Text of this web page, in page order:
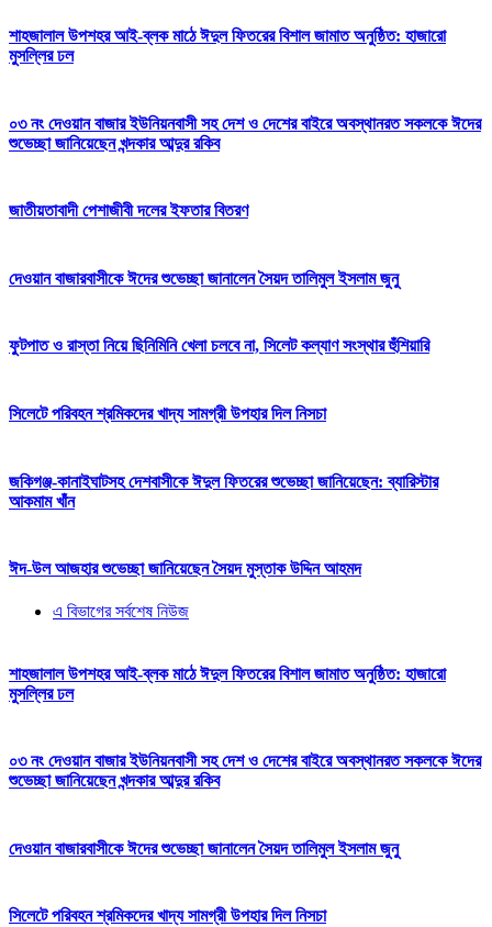
শাহজালাল উপশহর আই-ব্লক মাঠে ঈদুল ফিতরের বিশাল জামাত অনুষ্ঠিত: হাজারো
মুসল্লির ঢল
০৩ নং দেওয়ান বাজার ইউনিয়নবাসী সহ দেশ ও দেশের বাইরে অবস্থানরত সকলকে ঈদের
শুভেচ্ছা জানিয়েছেন খন্দকার আব্দুর রকিব
জাতীয়তাবাদী পেশাজীবী দলের ইফতার বিতরণ
দেওয়ান বাজারবাসীকে ঈদের শুভেচ্ছা জানালেন সৈয়দ তালিমুল ইসলাম জুনু
ফুটপাত ও রাস্তা নিয়ে ছিনিমিনি খেলা চলবে না, সিলেট কল্যাণ সংস্থার হুঁশিয়ারি
সিলেটে পরিবহন শ্রমিকদের খাদ্য সামগ্রী উপহার দিল নিসচা
জকিগঞ্জ-কানাইঘাটসহ দেশবাসীকে ঈদুল ফিতরের শুভেচ্ছা জানিয়েছেন: ব্যারিস্টার
আকমাম খাঁন
ঈদ-উল আজহার শুভেচ্ছা জানিয়েছেন সৈয়দ মুস্তাক উদ্দিন আহমদ
এ বিভাগের সর্বশেষ নিউজ
শাহজালাল উপশহর আই-ব্লক মাঠে ঈদুল ফিতরের বিশাল জামাত অনুষ্ঠিত: হাজারো
মুসল্লির ঢল
০৩ নং দেওয়ান বাজার ইউনিয়নবাসী সহ দেশ ও দেশের বাইরে অবস্থানরত সকলকে ঈদের
শুভেচ্ছা জানিয়েছেন খন্দকার আব্দুর রকিব
দেওয়ান বাজারবাসীকে ঈদের শুভেচ্ছা জানালেন সৈয়দ তালিমুল ইসলাম জুনু
সিলেটে পরিবহন শ্রমিকদের খাদ্য সামগ্রী উপহার দিল নিসচা